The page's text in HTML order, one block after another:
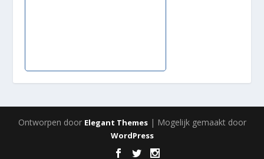
Ontworpen door Elegant Themes| Mogelijk gemaakt door
WordPress